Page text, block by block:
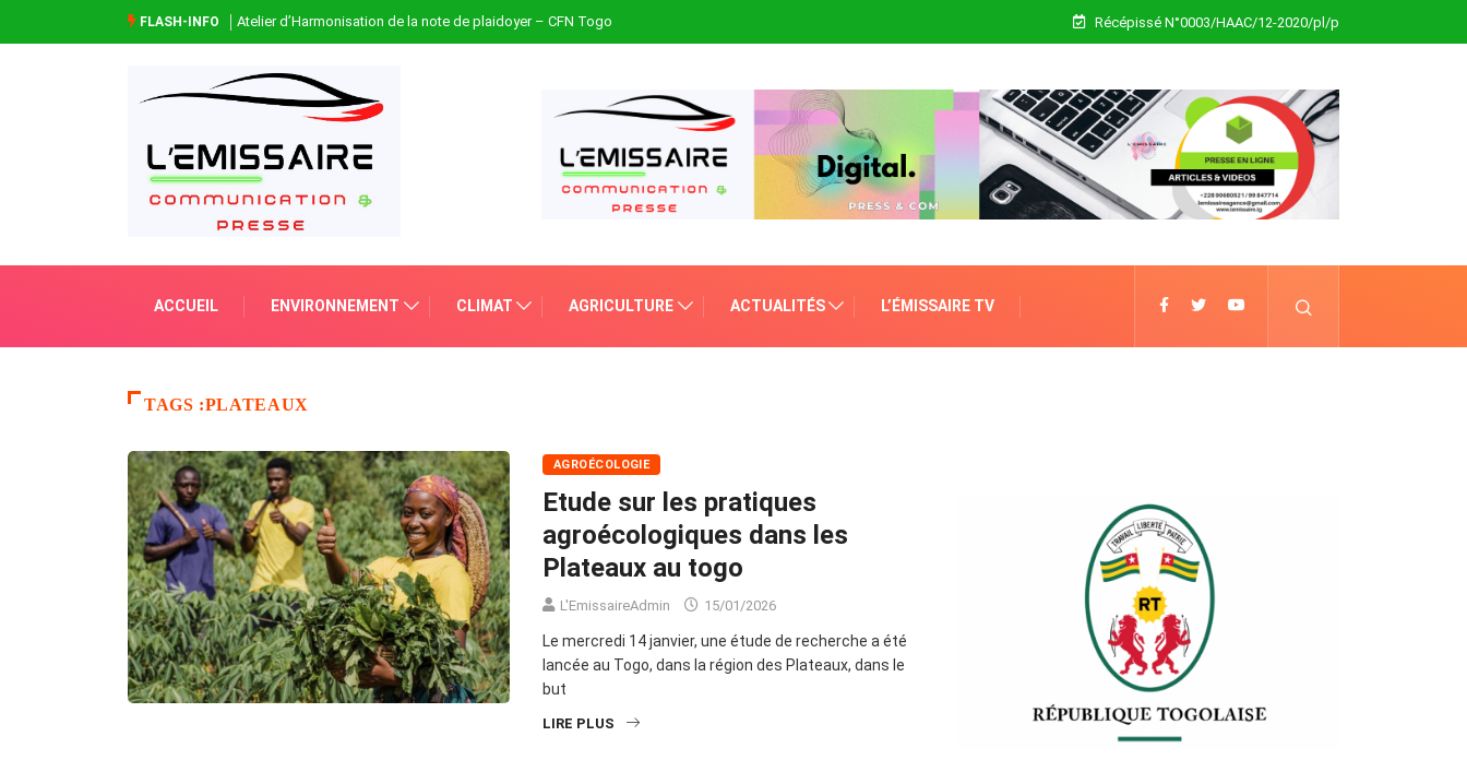
FLASH-INFO Atelier d’Harmonisation de la note de plaidoyer – CFN Togo Récépissé N°0003/HAAC/12-2020/pl/p
ACCUEIL ENVIRONNEMENT CLIMAT AGRICULTURE ACTUALITÉS L’ÉMISSAIRE TV
TAGS :PLATEAUX
AGROÉCOLOGIE
Etude sur les pratiques
agroécologiques dans les
Plateaux au togo
L'EmissaireAdmin 15/01/2026
Le mercredi 14 janvier, une étude de recherche a été
lancée au Togo, dans la région des Plateaux, dans le
but
LIRE PLUS